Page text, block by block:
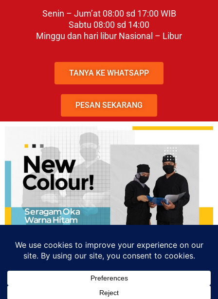
Senin – Jum’at 08:00 sd 17:00 WIB
Sabtu 08:00 sd 14:00
Minggu dan hari libur Nasional – Libur
TANYA KE WHATSAPP
PESAN SEKARANG